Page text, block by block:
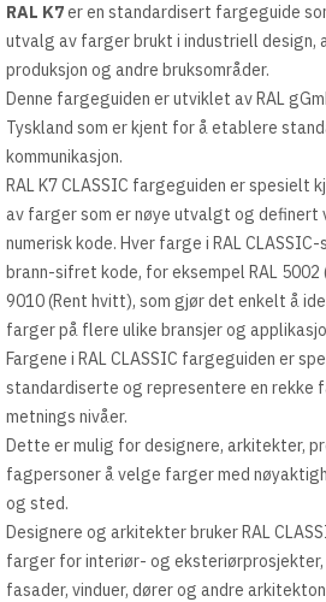
RAL K7er en standardisert fargeguide
utvalg av farger brukt i industriell design,
produksjon og andre bruksområder.
Denne fargeguiden er utviklet av RAL
Tyskland som er kjent for å etablere
kommunikasjon.
RAL K7 CLASSIC fargeguiden er
av farger som er nøye utvalgt og definert
numerisk kode. Hver farge i RAL
brann-sifret kode, for eksempel RAL
9010 (Rent hvitt), som gjør det enkelt å
farger på flere ulike bransjer og
Fargene i RAL CLASSIC fargeguiden er
standardiserte og representere en rekke
metnings nivåer.
Dette er mulig for designere, arkitekter,
fagpersoner å velge farger med
og sted.
Designere og arkitekter bruker RAL
farger for interiør- og
fasader, vinduer, dører og andre